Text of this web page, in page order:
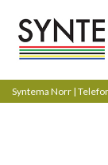
Syntema Norr |